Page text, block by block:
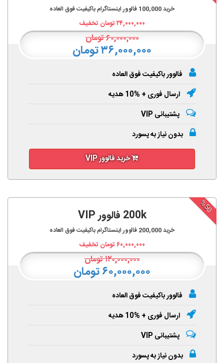
خرید100,000 فالوور اینستاگرام باکیفیت فوق العاده
۲۴,۰۰۰,۰۰۰تومان تخفیف
۶۰,۰۰۰,۰۰۰تومان
۳۶,۰۰۰,۰۰۰ تومان
فالوور باکیفیت فوق العاده
ارسال فوری + %10 هدیه
پشتیبانی VIP
بدون نیاز به پسورد
خرید فالوور VIP
%50
200k فالوور VIP
خرید200,000 فالوور اینستاگرام باکیفیت فوق العاده
۶۰,۰۰۰,۰۰۰تومان تخفیف
۱۲۰,۰۰۰,۰۰۰تومان
۶۰,۰۰۰,۰۰۰ تومان
فالوور باکیفیت فوق العاده
ارسال فوری + %10 هدیه
پشتیبانی VIP
بدون نیاز به پسورد